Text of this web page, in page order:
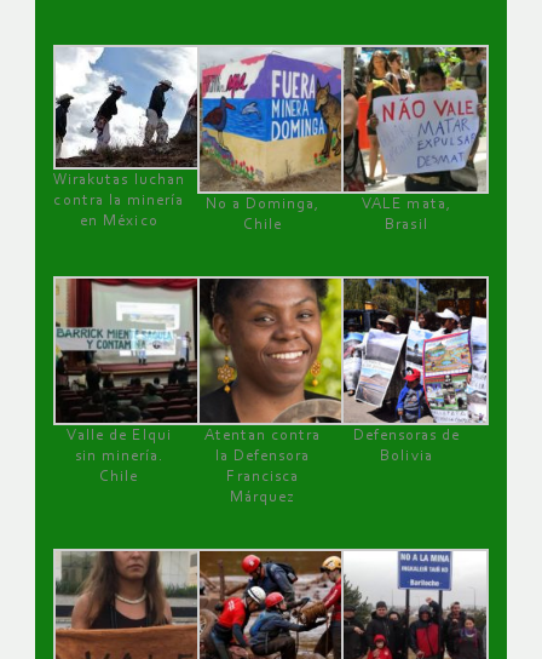
Wirakutas luchan
contra la minería
en México
No a Dominga,
Chile
VALE mata,
Brasil
Valle de Elqui
sin minería.
Chile
Atentan contra
la Defensora
Francisca
Márquez
Defensoras de
Bolivia